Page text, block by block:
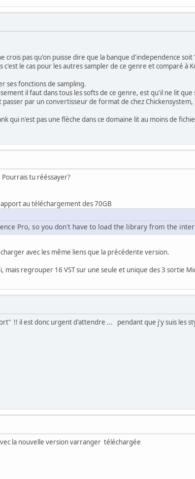
crois pas qu'on puisse dire que la banque d'independence
c'est le cas pour les autres sampler de ce genre et comparé à
ses fonctions de sampling.
il faut dans tous les softs de ce genre, est qu'il ne lit
par un convertisseur de format de chez
qui n'est pas une flèche dans ce domaine lit au moins de
Pourrais tu rééssayer?
au téléchargement des 70GB
Pro, so you don't have to load the library from the
avec les même liens que la précédente version.
mais regrouper 16 VST sur une seule et unique des 3 sortie
!! il est donc urgent d'attendre ... pendant que j'y suis les
la nouvelle version varranger téléchargée